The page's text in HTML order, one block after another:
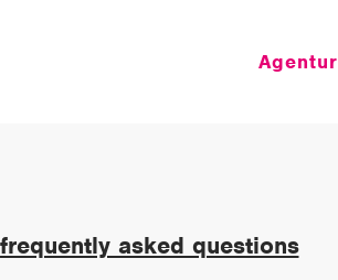
Agentur
frequently asked questions